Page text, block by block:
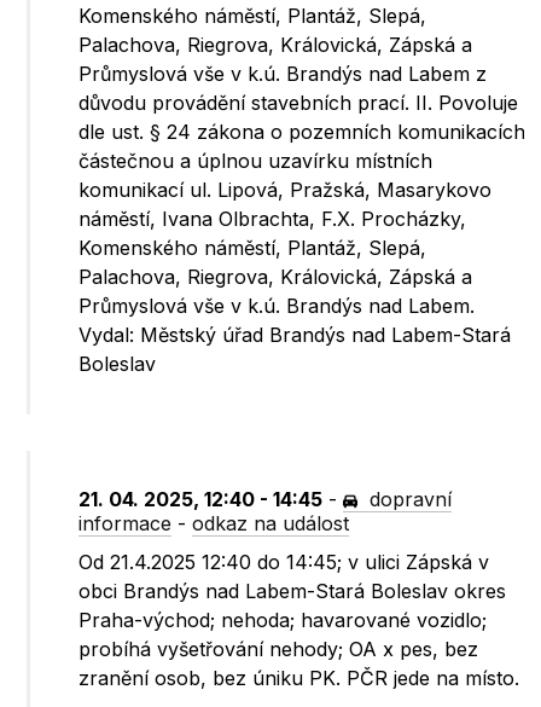
Komenského náměstí, Plantáž, Slepá,
Palachova, Riegrova, Královická, Zápská a
Průmyslová vše v k.ú. Brandýs nad Labem z
důvodu provádění stavebních prací. II. Povoluje
dle ust. § 24 zákona o pozemních komunikacích
částečnou a úplnou uzavírku místních
komunikací ul. Lipová, Pražská, Masarykovo
náměstí, Ivana Olbrachta, F.X. Procházky,
Komenského náměstí, Plantáž, Slepá,
Palachova, Riegrova, Královická, Zápská a
Průmyslová vše v k.ú. Brandýs nad Labem.
Vydal: Městský úřad Brandýs nad Labem-Stará
Boleslav
21. 04. 2025, 12:40 - 14:45 -
dopravní
informace -odkaz na událost
Od 21.4.2025 12:40 do 14:45; v ulici Zápská v
obci Brandýs nad Labem-Stará Boleslav okres
Praha-východ; nehoda; havarované vozidlo;
probíhá vyšetřování nehody; OA x pes, bez
zranění osob, bez úniku PK. PČR jede na místo.